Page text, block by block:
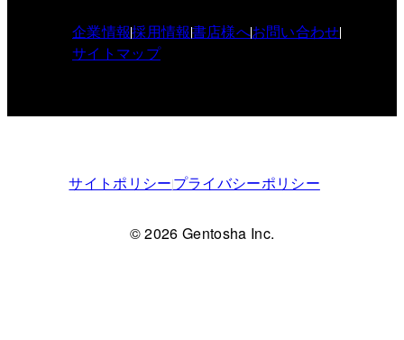
企業情報採用情報書店様へお問い合わせ
サイトマップ
サイトポリシープライバシーポリシー
© 2026 Gentosha Inc.